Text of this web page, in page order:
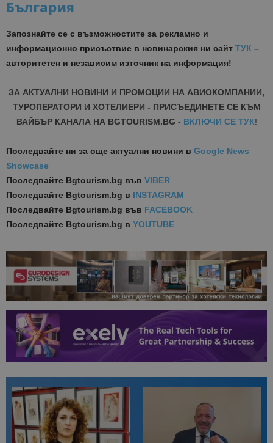
България
Запознайте се с възможностите за рекламно и
информационно присъствие в новинарския ни сайт ТУК –
авторитетен и независим източник на информация!
ЗА АКТУАЛНИ НОВИНИ И ПРОМОЦИИ НА АВИОКОМПАНИИ,
ТУРОПЕРАТОРИ И ХОТЕЛИЕРИ - ПРИСЪЕДИНЕТЕ СЕ КЪМ
ВАЙБЪР КАНАЛА НА BGTOURISM.BG - ВКЛЮЧИ СЕ ТУК!
Последвайте ни за още актуални новини в Google News
Showcase
Последвайте Bgtourism.bg във VIBER
Последвайте Bgtourism.bg в INSTAGRAM
Последвайте Bgtourism.bg във FACEBOOK
Последвайте Bgtourism.bg в YOUTUBE